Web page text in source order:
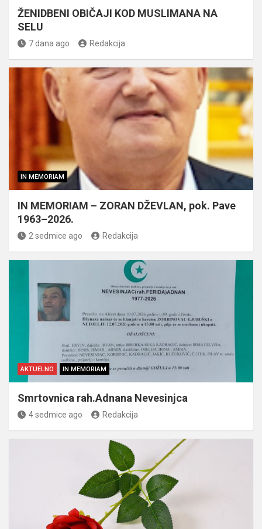
ŽENIDBENI OBIČAJI KOD MUSLIMANA NA
SELU
7 dana ago Redakcija
IN MEMORIAM
IN MEMORIAM – ZORAN DŽEVLAN, pok. Pave
1963–2026.
2 sedmice ago Redakcija
AKTUELNO IN MEMORIAM
Smrtovnica rah.Adnana Nevesinjca
4 sedmice ago Redakcija